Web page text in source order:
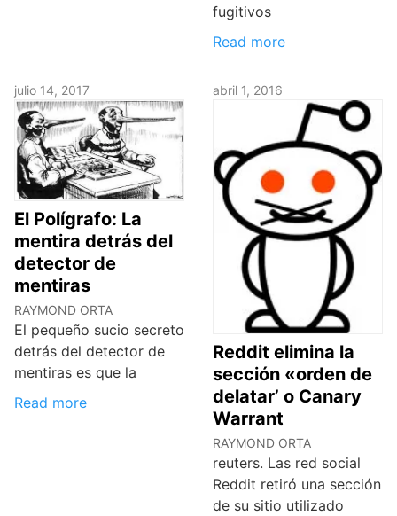
fugitivos
Read more
julio 14, 2017
El Polígrafo: La
mentira detrás del
detector de
mentiras
RAYMOND ORTA
El pequeño sucio secreto
detrás del detector de
mentiras es que la
Read more
abril 1, 2016
Reddit elimina la
sección «orden de
delatar’ o Canary
Warrant
RAYMOND ORTA
reuters. Las red social
Reddit retiró una sección
de su sitio utilizado